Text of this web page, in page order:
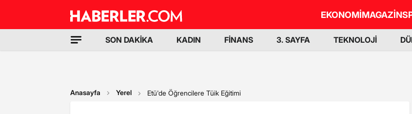
EKONOMİMAGAZİN
SON DAKİKA KADIN FİNANS 3. SAYFA TEKNOLOJİ
Anasayfa Yerel Etü'de Öğrencilere Tüik Eğitimi